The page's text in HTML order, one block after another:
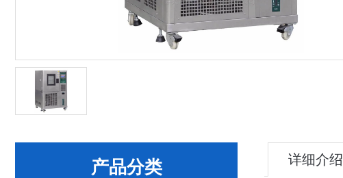
产品分类 详细介绍